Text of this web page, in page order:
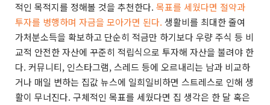
적인 목적지를 정해볼 것을 추천한다. 목표를 세웠다면 절약과
투자를 병행하며 자금을 모아가면 된다. 생활비를 최대한 줄여
가처분소득을 확보하고 단순히 적금만 하기보다 우량 주식 등 비
교적 안전한 자산에 꾸준히 적립식으로 투자해 자산을 불려야 한
다. 커뮤니티, 인스타그램, 스레드 등에 오르내리는 남과 비교하
거나 매일 변하는 집값 뉴스에 일희일비하면 스트레스로 인해 생
활이 무너진다. 구체적인 목표를 세웠다면 집 생각은 한 달 혹은